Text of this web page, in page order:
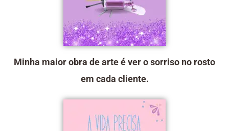
Minha maior obra de arte é ver o sorriso no rosto
em cada cliente.